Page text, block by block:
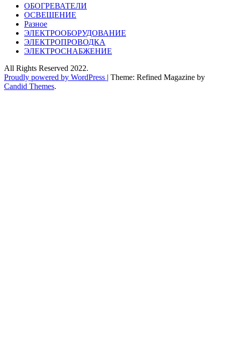
ОБОГРЕВАТЕЛИ
ОСВЕЩЕНИЕ
Разное
ЭЛЕКТРООБОРУДОВАНИЕ
ЭЛЕКТРОПРОВОДКА
ЭЛЕКТРОСНАБЖЕНИЕ
All Rights Reserved 2022.
Proudly powered by WordPress | Theme: Refined Magazine by
Candid Themes.